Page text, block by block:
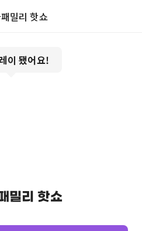
밀리 핫쇼
이 됐어요!
밀리 핫쇼